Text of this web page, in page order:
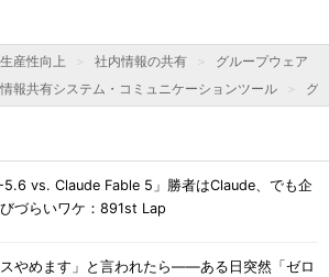
生産性向上 社内情報の共有
グループウェア
情報共有システム・コミュニケーションツール グ
5.6 vs. Claude Fable 5」勝者はClaude、でも企
づらいワケ：891st Lap
スやめます」と言われたら――ある日突然「ゼロ